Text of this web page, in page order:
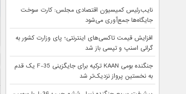
نایب‌رئیس کمیسیون اقتصادی مجلس: کارت سوخت
جایگاه‌ها جمع‌آوری می‌شود
افزایش قیمت تاکسی‌های اینترنتی؛ پای وزارت کشور به
گرانی اسنپ و تپسی باز شد
جنگنده بومی KAAN ترکیه برای جایگزینی F-35 یک قدم
به نخستین پرواز نزدیک‌تر شد